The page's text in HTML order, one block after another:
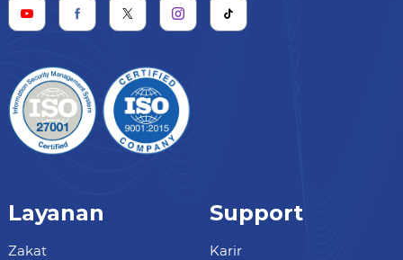
Layanan
Zakat
Support
Karir